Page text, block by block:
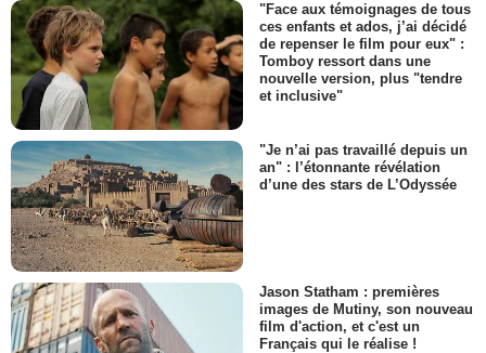
"Face aux témoignages de tous
ces enfants et ados, j’ai décidé
de repenser le film pour eux" :
Tomboy ressort dans une
nouvelle version, plus "tendre
et inclusive"
"Je n’ai pas travaillé depuis un
an" : l’étonnante révélation
d’une des stars de L’Odyssée
Jason Statham : premières
images de Mutiny, son nouveau
film d'action, et c'est un
Français qui le réalise !